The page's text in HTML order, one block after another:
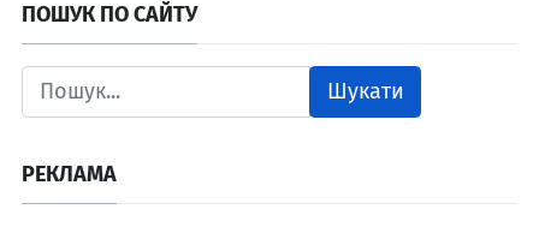
ПОШУК ПО САЙТУ
Шукати
РЕКЛАМА